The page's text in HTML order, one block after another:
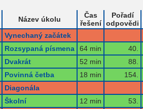
Název úkolu
Čas
řešení
Pořadí
odpovědi
Vynechaný začátek
Rozsypaná písmena 64 min 40.
Dvakrát 52 min 88.
Povinná četba 18 min 154.
Diagonála
Školní 12 min 53.